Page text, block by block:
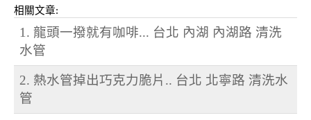
相關文章:
1. 龍頭一撥就有咖啡... 台北 內湖 內湖路 清洗
水管
2. 熱水管掉出巧克力脆片.. 台北 北寧路 清洗水
管